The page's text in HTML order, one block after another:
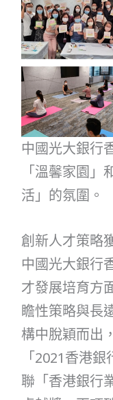
中國光大銀行
「溫馨家園
活」的氛圍。
創新人才策略
中國光大銀行
才發展培育方
瞻性策略與長
構中脫穎而出
「2021香港
聯「香港銀行